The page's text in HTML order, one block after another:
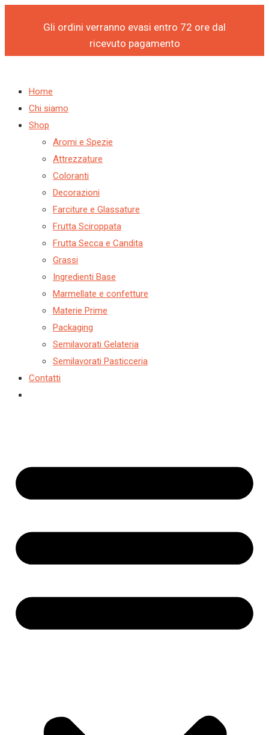
Gli ordini verranno evasi entro 72 ore dal
ricevuto pagamento
Vai
Home
Chi siamo
Shop
Aromi e Spezie
Attrezzature
Coloranti
Decorazioni
Farciture e Glassature
Frutta Sciroppata
Frutta Secca e Candita
Grassi
Ingredienti Base
Marmellate e confetture
Materie Prime
Packaging
Semilavorati Gelateria
Semilavorati Pasticceria
Contatti
Products
Products